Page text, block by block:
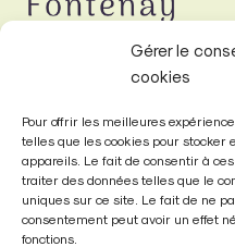
Gérer le
cookies
Pour offrir les meilleures
telles que les cookies pour stocker
appareils. Le fait de consentir à
traiter des données telles que le
uniques sur ce site. Le fait de ne
consentement peut avoir un effet
fonctions.
Mairie de
Fontenay-